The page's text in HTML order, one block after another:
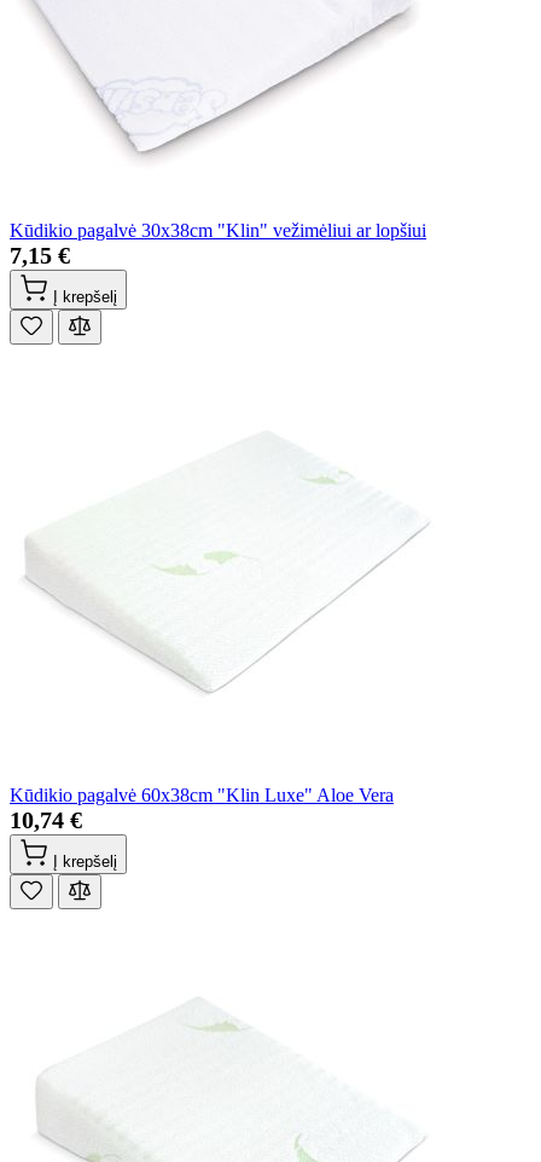
Kūdikio pagalvė 30x38cm "Klin" vežimėliui ar lopšiui
7,15 €
Į krepšelį
Kūdikio pagalvė 60x38cm "Klin Luxe" Aloe Vera
10,74 €
Į krepšelį